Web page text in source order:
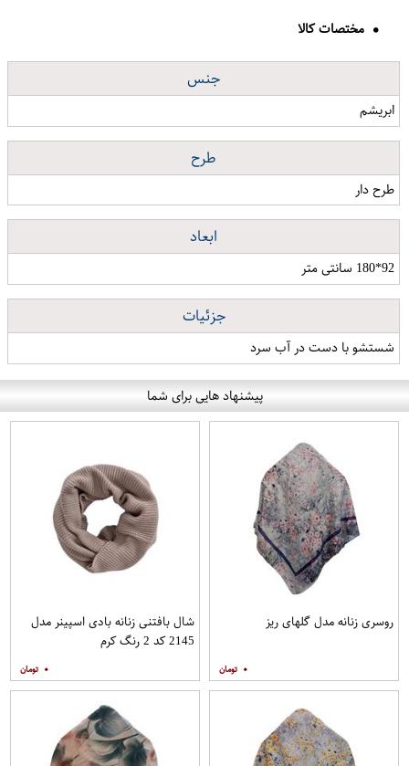
مختصات کالا
جنس
ابریشم
طرح
طرح دار
ابعاد
92*180 سانتی متر
جزئیات
شستشو با دست در آب سرد
پیشنهاد هایی برای شما
روسری زنانه مدل گلهای ریز
۰
شال بافتنی زنانه بادی اسپینر مدل
2145 کد 2 رنگ کرم
۰